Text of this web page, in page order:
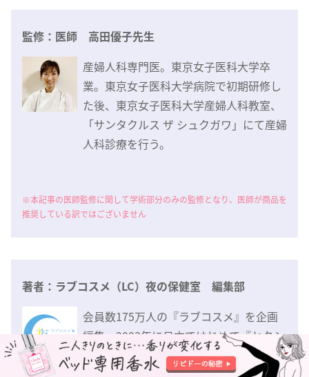
監修：医師 高田優子先生
産婦人科専門医。東京女子医科大学卒
業。東京女子医科大学病院で初期研修し
た後、東京女子医科大学産婦人科教室、
「サンタクルス ザ シュクガワ」にて産婦
人科診療を行う。
※本記事の医師監修に関して学術部分のみの監修となり、医師が商品を
推奨している訳ではございません
著者：ラブコスメ（LC）夜の保健室 編集部
会員数175万人の『ラブコスメ』を企画
編集。2003年に日本ではじめて『セクシ
ャルヘルスケア』を提唱し、恋愛やカラ